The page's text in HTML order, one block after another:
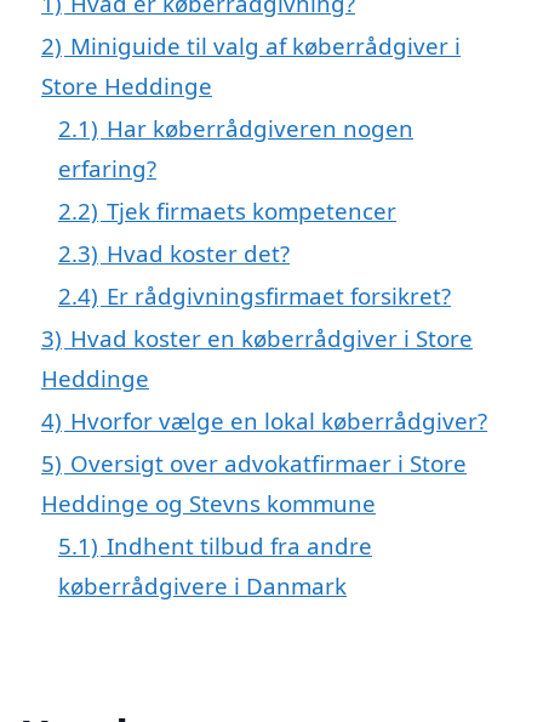
2) Miniguide til valg af køberrådgiver i
Store Heddinge
2.1) Har køberrådgiveren nogen
erfaring?
2.2) Tjek firmaets kompetencer
2.3) Hvad koster det?
2.4) Er rådgivningsfirmaet forsikret?
3) Hvad koster en køberrådgiver i Store
Heddinge
4) Hvorfor vælge en lokal køberrådgiver?
5) Oversigt over advokatfirmaer i Store
Heddinge og Stevns kommune
5.1) Indhent tilbud fra andre
køberrådgivere i Danmark